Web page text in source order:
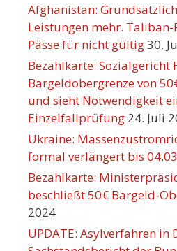
Afghanistan:
Leistungen mehr.
Pässe für nicht gültig30.
Bezahlkarte:
Bargeldobergrenze von
und sieht Notwendigkeit
Einzelfallprüfung 24. Juli
Ukraine:
formal verlängert bis
Bezahlkarte:
beschließt 50€ Bargeld-
2024
UPDATE: Asylverfahren in